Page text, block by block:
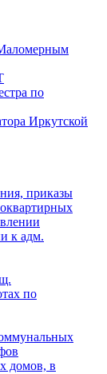
по
Иркутской
приказы
к адм.
по
домов, в